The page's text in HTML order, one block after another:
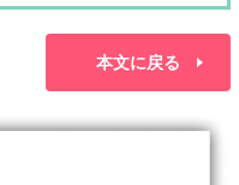
本文に戻る